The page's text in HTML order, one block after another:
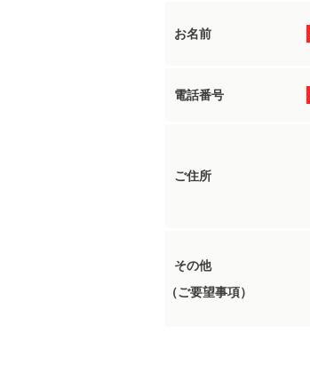
お名前
電話番号
ご住所
その他
（ご要望事項）